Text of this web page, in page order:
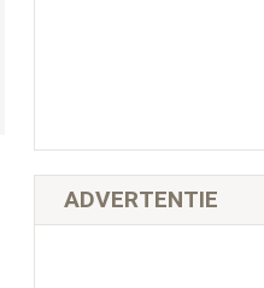
ADVERTENTIE